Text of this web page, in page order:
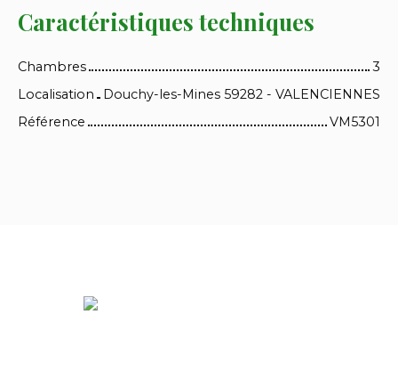
Caractéristiques techniques
Chambres
3
Localisation
Douchy-les-Mines 59282 - VALENCIENNES
Référence
VM5301